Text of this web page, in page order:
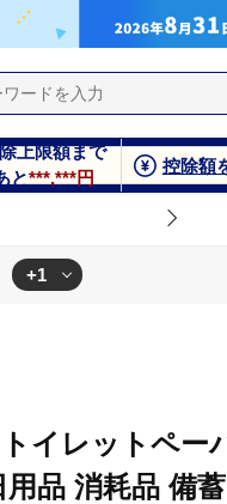
上限額まで
と***,***円
控除額
+1
イレットペー
品 消耗品 備